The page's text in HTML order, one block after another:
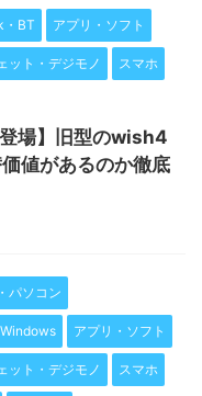
・BT アプリ・ソフト
ット・デジモノ スマホ
場】旧型のwish4
値があるのか徹底
パソコン
Windows アプリ・ソフト
ット・デジモノ スマホ